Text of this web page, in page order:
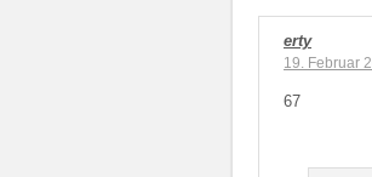
erty
19. Februar
67